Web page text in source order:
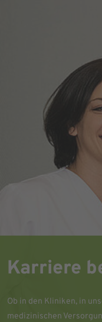
Karriere
Ob in den Kliniken, in
medizinischen